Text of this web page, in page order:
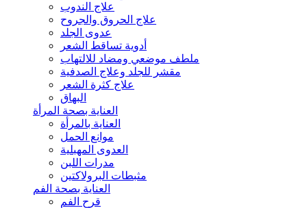
علاج الندوب
علاج الحروق والجروح
عدوى الجلد
أدوية تساقط الشعر
ملطف موضعي ومضاد للالتهاب
مقشر للجلد وعلاج الصدفية
علاج كثرة الشعر
البهاق
العناية بصحة المرأة
العناية بالمرأة
موانع الحمل
العدوى المهبلية
مدرات اللبن
مثبطات البرولاكتين
العناية بصحة الفم
قرح الفم